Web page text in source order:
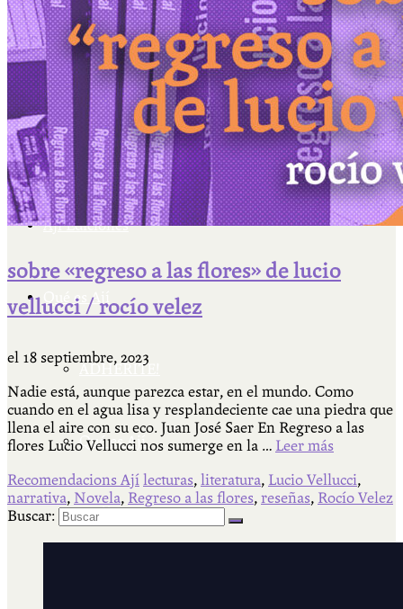
Facultad Libre Venado Tuerto 1990-1994
Cátedra Bailable 2018
Más
Ají Ediciones
Qué es Ají
ADHERITE!
Qué es Ají
Staff
sobre «regreso a las flores» de lucio
vellucci / rocío velez
el 18 septiembre, 2023
Nadie está, aunque parezca estar, en el mundo. Como
cuando en el agua lisa y resplandeciente cae una piedra que
llena el aire con su eco. Juan José Saer En Regreso a las
flores Lucio Vellucci nos sumerge en la … Leer más
Recomendacions Ají lecturas, literatura, Lucio Vellucci,
narrativa, Novela, Regreso a las flores, reseñas, Rocío Velez
Buscar: